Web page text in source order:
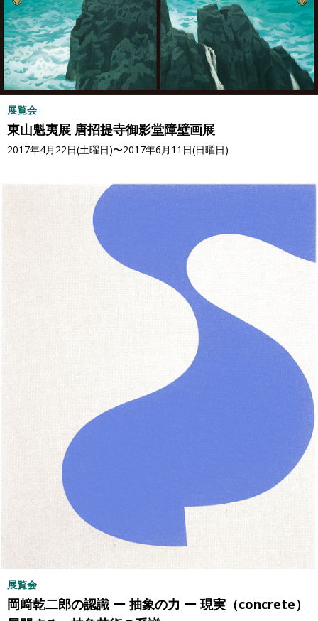
展覧会
東山魁夷展 唐招提寺御影堂障壁画展
2017年4月22日(土曜日)〜2017年6月11日(日曜日)
展覧会
岡﨑乾二郎の認識 ー 抽象の力 ー 現実（concrete）